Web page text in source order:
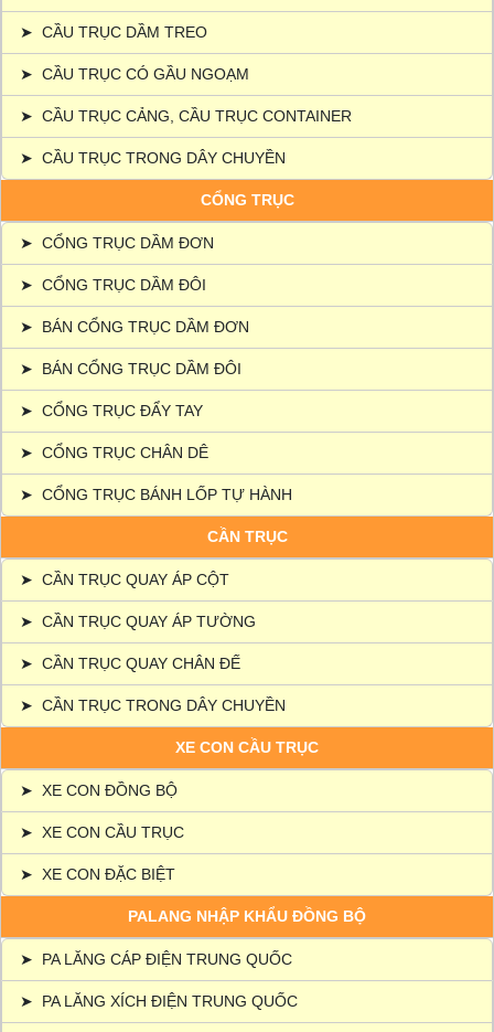
➤ CẦU TRỤC DẦM TREO
➤ CẦU TRỤC CÓ GẦU NGOẠM
➤ CẦU TRỤC CẢNG, CẦU TRỤC CONTAINER
➤ CẦU TRỤC TRONG DÂY CHUYỀN
CỔNG TRỤC
➤ CỔNG TRỤC DẦM ĐƠN
➤ CỔNG TRỤC DẦM ĐÔI
➤ BÁN CỔNG TRỤC DẦM ĐƠN
➤ BÁN CỔNG TRỤC DẦM ĐÔI
➤ CỔNG TRỤC ĐẨY TAY
➤ CỔNG TRỤC CHÂN DÊ
➤ CỔNG TRỤC BÁNH LỐP TỰ HÀNH
CẦN TRỤC
➤ CẦN TRỤC QUAY ÁP CỘT
➤ CẦN TRỤC QUAY ÁP TƯỜNG
➤ CẦN TRỤC QUAY CHÂN ĐẾ
➤ CẦN TRỤC TRONG DÂY CHUYỀN
XE CON CẦU TRỤC
➤ XE CON ĐỒNG BỘ
➤ XE CON CẦU TRỤC
➤ XE CON ĐẶC BIỆT
PALANG NHẬP KHẨU ĐỒNG BỘ
➤ PA LĂNG CÁP ĐIỆN TRUNG QUỐC
➤ PA LĂNG XÍCH ĐIỆN TRUNG QUỐC